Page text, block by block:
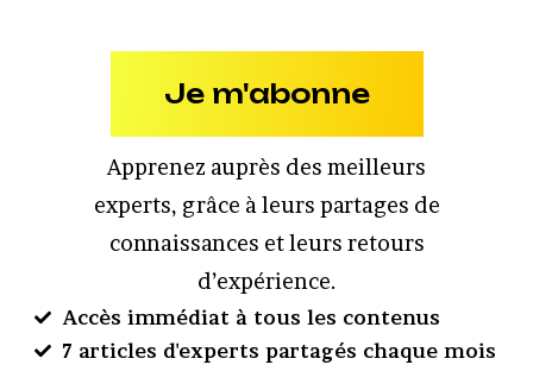
Je m'abonne
Apprenez auprès des meilleurs
experts, grâce à leurs partages de
connaissances et leurs retours
d’expérience.
Accès immédiat à tous les contenus
7 articles d'experts partagés chaque mois